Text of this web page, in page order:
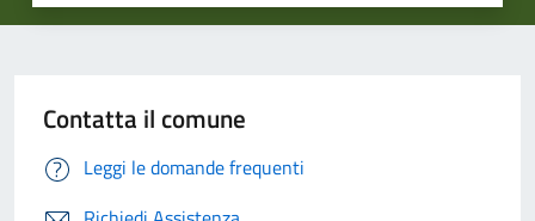
Contatta il comune
Leggi le domande frequenti